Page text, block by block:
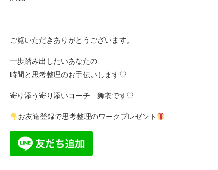
ご覧いただきありがとうございます。
一歩踏み出したいあなたの
時間と思考整理のお手伝いします♡
寄り添う寄り添いコーチ 舞衣です♡
お友達登録で思考整理のワークプレゼント